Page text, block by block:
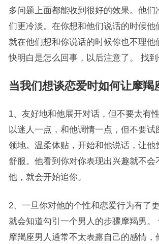
多问题上面都能收到很好的效果。他们
们更冷淡。在你想和他们说话的时候他
就在他们想和你说话的时候你也不理他
快明白是怎么回事，以后注意了。 找到
当我们想谈恋爱时如何让摩羯
1、友好地和他展开对话，但不要太有
以迷人一点，和他调情一点，但不要试
领地。温柔体贴，开始和他说话，让他
舒服。他看到你对你表现出兴趣就不会
他，就会开始追你。
2、一旦你对他的个性和恋爱行为有了
就会知道勾引一个男人的步骤摩羯男。
摩羯座男人通常不太表露自己的感情，